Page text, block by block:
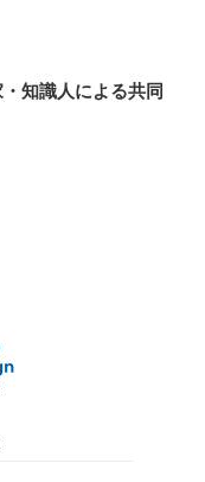
知識人による共同